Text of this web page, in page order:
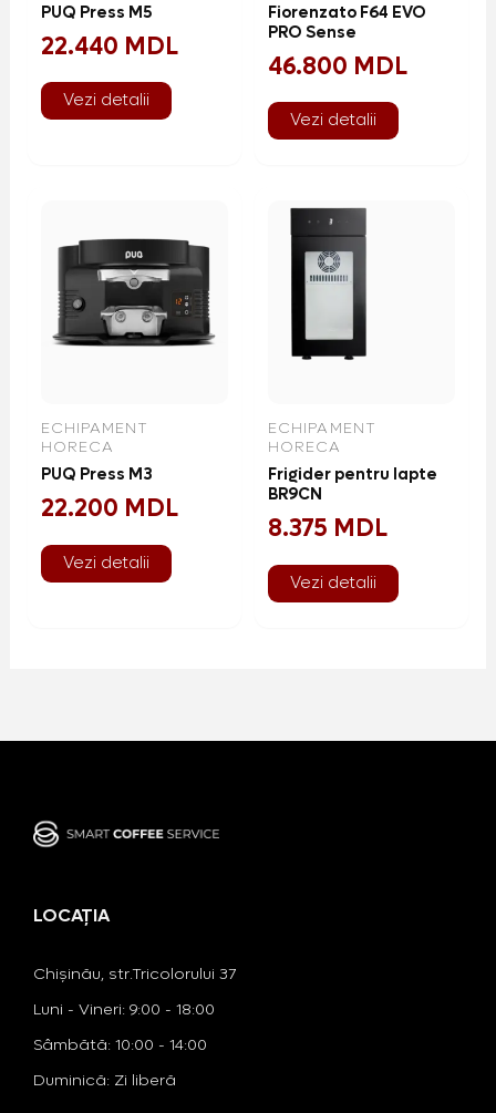
PUQ Press M5
22.440 MDL
Vezi detalii
Fiorenzato F64 EVO
PRO Sense
46.800 MDL
Vezi detalii
ECHIPAMENT
HORECA
PUQ Press M3
22.200 MDL
Vezi detalii
ECHIPAMENT
HORECA
Frigider pentru lapte
BR9CN
8.375 MDL
Vezi detalii
LOCAȚIA
Chișinău, str.Tricolorului 37
Luni - Vineri: 9:00 - 18:00
​​Sâmbătă: 10:00 - 14:00
​Duminică: Zi liberă